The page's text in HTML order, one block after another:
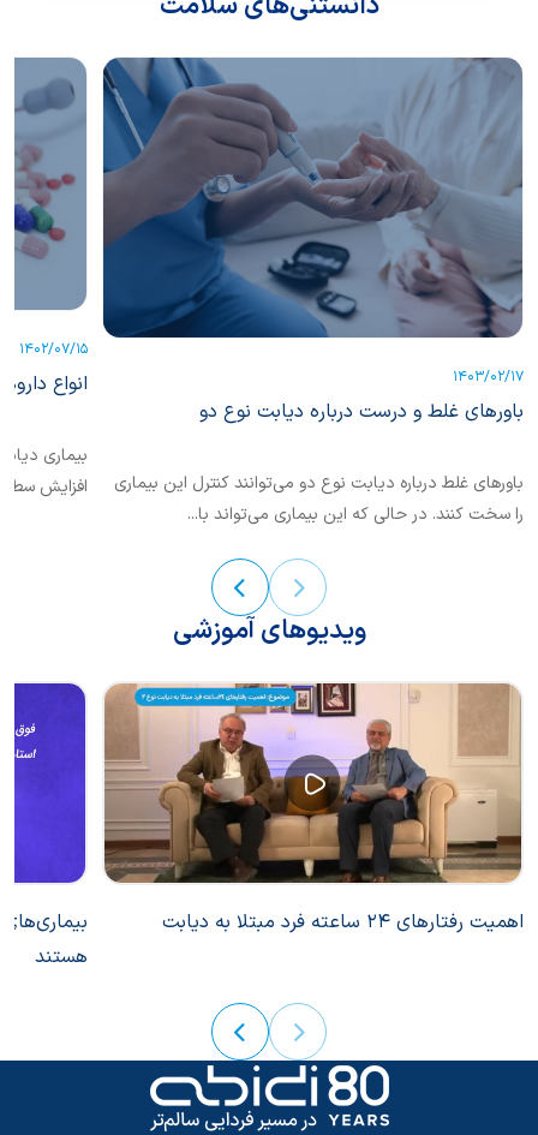
1403/02/17
باورهای غلط و درست درباره دیابت نوع دو
باورهای غلط درباره دیابت نوع دو می‌توانند کنترل این بیماری
را سخت کنند. در حالی که این بیماری می‌تواند با...
1402/07/15
انواع
بیماری
افزایش
ویدیوهای آموزشی
اهمیت رفتارهای 24 ساعته فرد مبتلا به دیابت
هستند